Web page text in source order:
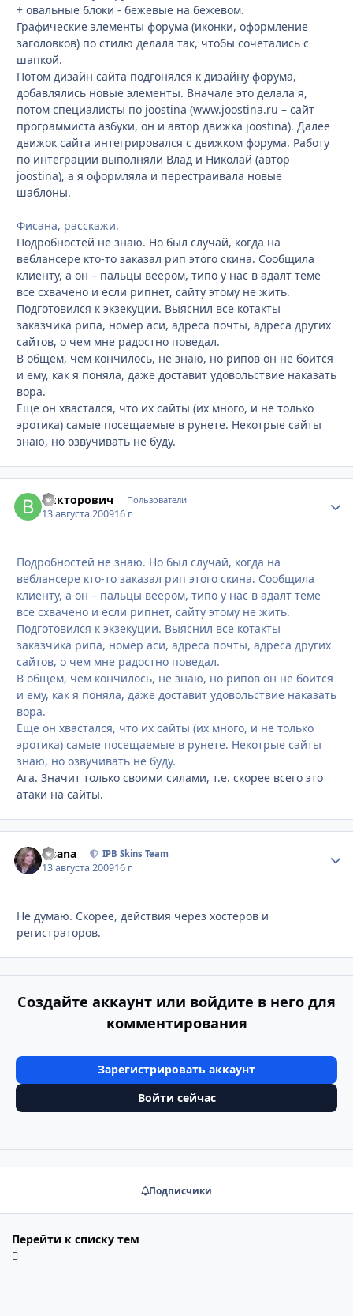
+ овальные блоки - бежевые на бежевом.
Графические элементы форума (иконки, оформление
заголовков) по стилю делала так, чтобы сочетались с
шапкой.
Потом дизайн сайта подгонялся к дизайну форума,
добавлялись новые элементы. Вначале это делала я,
потом специалисты по joostina (www.joostina.ru – сайт
программиста азбуки, он и автор движка joostina). Далее
движок сайта интегрировался с движком форума. Работу
по интеграции выполняли Влад и Николай (автор
joostina), а я оформляла и перестраивала новые
шаблоны.
Фисана, расскажи.
Подробностей не знаю. Но был случай, когда на
веблансере кто-то заказал рип этого скина. Сообщила
клиенту, а он – пальцы веером, типо у нас в адалт теме
все схвачено и если рипнет, сайту этому не жить.
Подготовился к экзекуции. Выяснил все котакты
заказчика рипа, номер аси, адреса почты, адреса других
сайтов, о чем мне радостно поведал.
В общем, чем кончилось, не знаю, но рипов он не боится
и ему, как я поняла, даже доставит удовольствие наказать
вора.
Еще он хвастался, что их сайты (их много, и не только
эротика) самые посещаемые в рунете. Некотрые сайты
знаю, но озвучивать не буду.
Викторович Пользователи
13 августа 200916 г
Подробностей не знаю. Но был случай, когда на
веблансере кто-то заказал рип этого скина. Сообщила
клиенту, а он – пальцы веером, типо у нас в адалт теме
все схвачено и если рипнет, сайту этому не жить.
Подготовился к экзекуции. Выяснил все котакты
заказчика рипа, номер аси, адреса почты, адреса других
сайтов, о чем мне радостно поведал.
В общем, чем кончилось, не знаю, но рипов он не боится
и ему, как я поняла, даже доставит удовольствие наказать
вора.
Еще он хвастался, что их сайты (их много, и не только
эротика) самые посещаемые в рунете. Некотрые сайты
знаю, но озвучивать не буду.
Ага. Значит только своими силами, т.е. скорее всего это
атаки на сайты.
Fisana IPB Skins Team
13 августа 200916 г
Не думаю. Скорее, действия через хостеров и
регистраторов.
Создайте аккаунт или войдите в него для
комментирования
Зарегистрировать аккаунт
Войти сейчас
Подписчики
Перейти к списку тем